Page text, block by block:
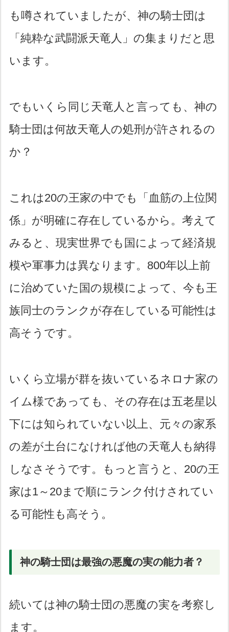
も噂されていましたが、神の騎士団は
「純粋な武闘派天竜人」の集まりだと思
います。
でもいくら同じ天竜人と言っても、神の
騎士団は何故天竜人の処刑が許されるの
か？
これは20の王家の中でも「血筋の上位関
係」が明確に存在しているから。考えて
みると、現実世界でも国によって経済規
模や軍事力は異なります。800年以上前
に治めていた国の規模によって、今も王
族同士のランクが存在している可能性は
高そうです。
いくら立場が群を抜いているネロナ家の
イム様であっても、その存在は五老星以
下には知られていない以上、元々の家系
の差が土台になければ他の天竜人も納得
しなさそうです。もっと言うと、20の王
家は1～20まで順にランク付けされてい
る可能性も高そう。
神の騎士団は最強の悪魔の実の能力者？
続いては神の騎士団の悪魔の実を考察し
ます。